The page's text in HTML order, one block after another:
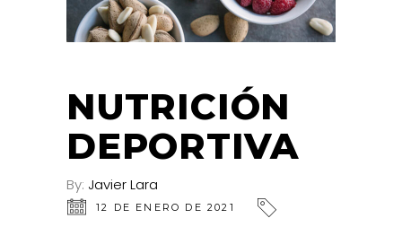
NUTRICIÓN
DEPORTIVA
By: Javier Lara
12 DE ENERO DE 2021